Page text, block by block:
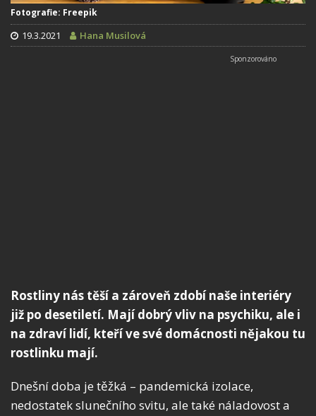
Fotografie: Freepik
19.3.2021 Hana Musilová
Rostliny nás těší a zároveň zdobí naše interiéry
již po desetiletí. Mají dobrý vliv na psychiku, ale i
na zdraví lidí, kteří ve své domácnosti nějakou tu
rostlinku mají.
Dnešní doba je těžká – pandemická izolace,
nedostatek slunečního svitu, ale také náladovost a